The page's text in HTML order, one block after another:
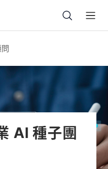
AI 種子團